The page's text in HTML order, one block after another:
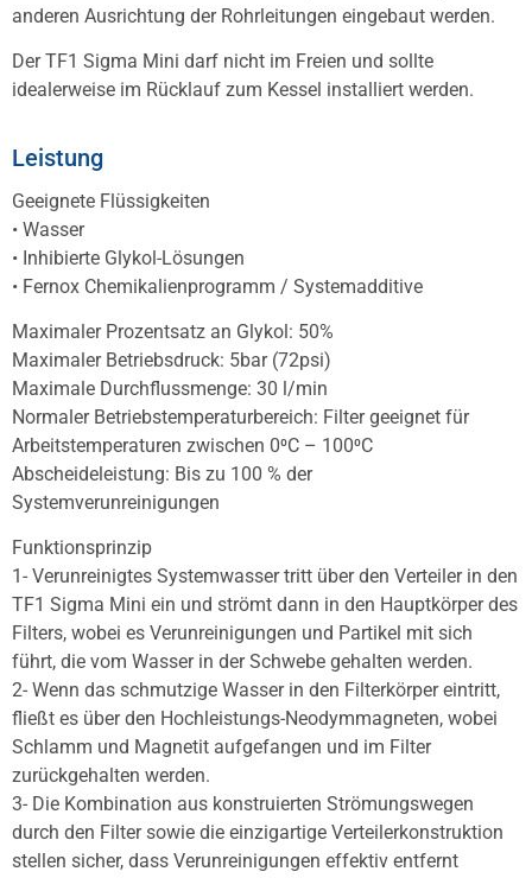
anderen Ausrichtung der Rohrleitungen eingebaut werden.
Der TF1 Sigma Mini darf nicht im Freien und sollte
idealerweise im Rücklauf zum Kessel installiert werden.
Leistung
Geeignete Flüssigkeiten
• Wasser
• Inhibierte Glykol-Lösungen
• Fernox Chemikalienprogramm / Systemadditive
Maximaler Prozentsatz an Glykol: 50%
Maximaler Betriebsdruck: 5bar (72psi)
Maximale Durchflussmenge: 30 l/min
Normaler Betriebstemperaturbereich: Filter geeignet für
Arbeitstemperaturen zwischen 0⁰C – 100⁰C
Abscheideleistung: Bis zu 100 % der
Systemverunreinigungen
Funktionsprinzip
1- Verunreinigtes Systemwasser tritt über den Verteiler in den
TF1 Sigma Mini ein und strömt dann in den Hauptkörper des
Filters, wobei es Verunreinigungen und Partikel mit sich
führt, die vom Wasser in der Schwebe gehalten werden.
2- Wenn das schmutzige Wasser in den Filterkörper eintritt,
fließt es über den Hochleistungs-Neodymmagneten, wobei
Schlamm und Magnetit aufgefangen und im Filter
zurückgehalten werden.
3- Die Kombination aus konstruierten Strömungswegen
durch den Filter sowie die einzigartige Verteilerkonstruktion
stellen sicher, dass Verunreinigungen effektiv entfernt